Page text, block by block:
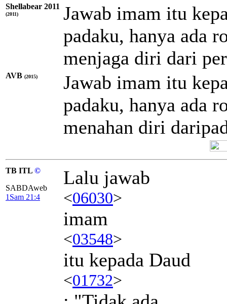
Shellabear 2011
(2011)
Jawab imam itu
padaku, hanya ada
menjaga diri dari
AVB (2015)
Jawab imam itu
padaku, hanya ada
menahan diri
TB ITL ©
SABDAweb
1Sam 21:4
Lalu jawab
<06030>
imam
<03548>
itu kepada Daud
<01732>